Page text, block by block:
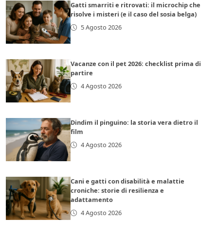
Gatti smarriti e ritrovati: il microchip che
risolve i misteri (e il caso del sosia belga)
5 Agosto 2026
Vacanze con il pet 2026: checklist prima di
partire
4 Agosto 2026
Dindim il pinguino: la storia vera dietro il
film
4 Agosto 2026
Cani e gatti con disabilità e malattie
croniche: storie di resilienza e
adattamento
4 Agosto 2026